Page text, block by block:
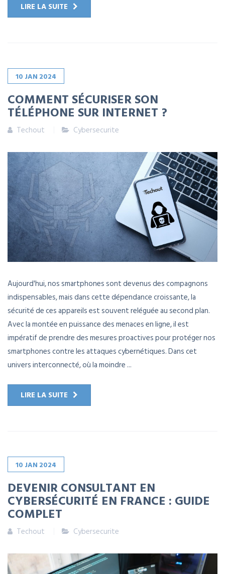
LIRE LA SUITE
10 JAN 2024
COMMENT SÉCURISER SON
TÉLÉPHONE SUR INTERNET ?
Techout Cybersecurite
Aujourd'hui, nos smartphones sont devenus des compagnons
indispensables, mais dans cette dépendance croissante, la
sécurité de ces appareils est souvent reléguée au second plan.
Avec la montée en puissance des menaces en ligne, il est
impératif de prendre des mesures proactives pour protéger nos
smartphones contre les attaques cybernétiques. Dans cet
univers interconnecté, où la moindre ...
LIRE LA SUITE
10 JAN 2024
DEVENIR CONSULTANT EN
CYBERSÉCURITÉ EN FRANCE : GUIDE
COMPLET
Techout Cybersecurite